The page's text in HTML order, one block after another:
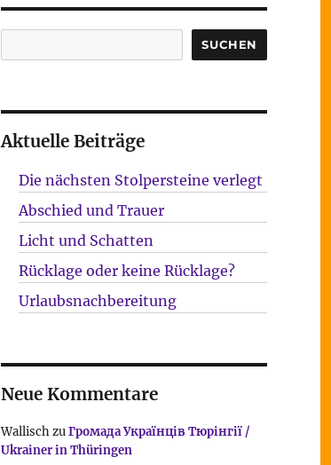
SUCHEN
Aktuelle Beiträge
Die nächsten Stolpersteine verlegt
Abschied und Trauer
Licht und Schatten
Rücklage oder keine Rücklage?
Urlaubsnachbereitung
Neue Kommentare
WallischzuГромада Українців Тюрінгії /
Ukrainer in Thüringen